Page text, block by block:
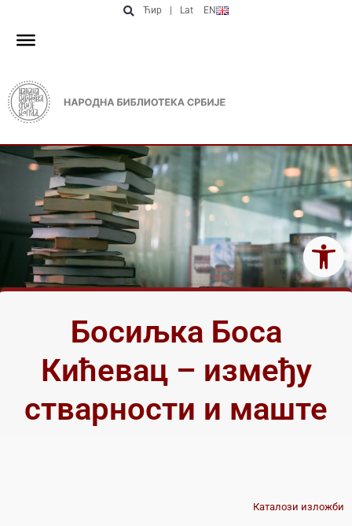
Ћир Lat EN
Босиљка Боса
Кићевац – између
стварности и маште
Каталози изложби